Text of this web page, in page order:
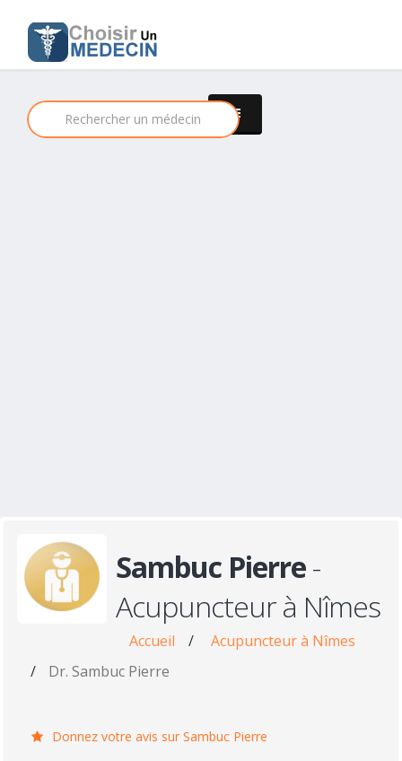
Sambuc Pierre-
Acupuncteur à Nîmes
Accueil /
Acupuncteur à Nîmes
/
Dr. Sambuc Pierre
Donnez votre avis sur Sambuc Pierre